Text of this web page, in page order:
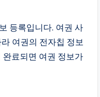
등록입니다. 여권 사
여권의 전자칩 정보
료되면 여권 정보가